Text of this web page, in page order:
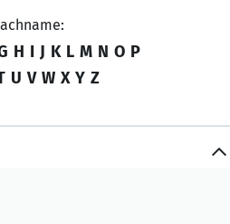
H I J K L M N O P
U V W X Y Z